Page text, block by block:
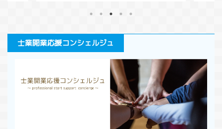
の児
と思
いうこともできてしまうわけです。こ
使う悪意の行為を対策するために考え
られたのが５０９条です。 今回は、不
法行為によってできた債権の相殺につ
いて解説します。 このページで分か
る事条文の変化受働債権と自働債権相
殺の禁止の条件悪意による不法行為と
は人の生命又は身体の侵害による損害
賠償まとめ 条文の変 ...
消し
は、
ジで
士業開業応援コンシェルジュ